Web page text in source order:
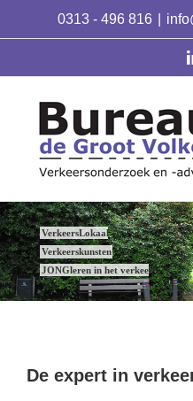
0313 - 496 816
VerkeersLokaal
Verkeerskunsten
JONGleren in het verkeer
De expert in